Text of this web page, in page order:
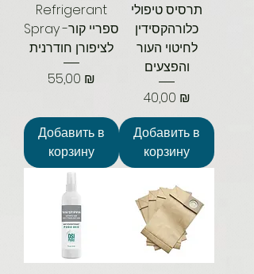
Refrigerant
Spray -ספריי קור
לציפורן חודרנית
Цена
55,00 ₪
Добавить в
корзину
תרסיס טיפולי
כלורהקסידין
לחיטוי העור
והפצעים
Цена
40,00 ₪
Добавить в
корзину